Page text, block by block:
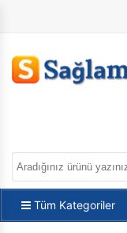
Tüm Kategoriler